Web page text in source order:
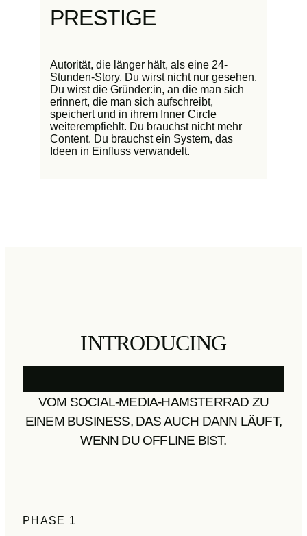
PRESTIGE
Autorität, die länger hält, als eine 24-
Stunden-Story. Du wirst nicht nur gesehen.
Du wirst die Gründer:in, an die man sich
erinnert, die man sich aufschreibt,
speichert und in ihrem Inner Circle
weiterempfiehlt. Du brauchst nicht mehr
Content. Du brauchst ein System, das
Ideen in Einfluss verwandelt.
INTRODUCING
VOM SOCIAL-MEDIA-HAMSTERRAD ZU
EINEM BUSINESS, DAS AUCH DANN LÄUFT,
WENN DU OFFLINE BIST.
PHASE 1